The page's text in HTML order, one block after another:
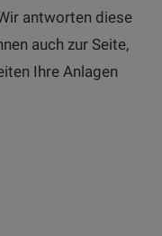
antworten diese
auch zur Seite,
Ihre Anlagen